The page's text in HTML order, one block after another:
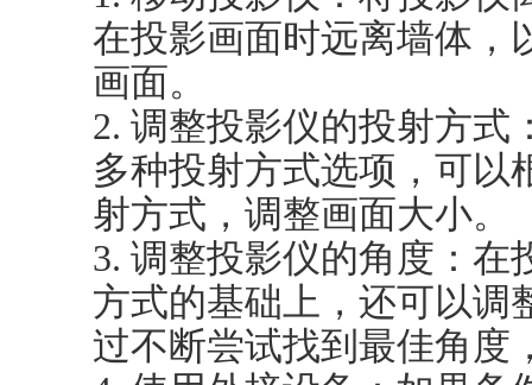
在投影画面时远离墙体，
画面。
2. 调整投影仪的投射方式
多种投射方式选项，可以
射方式，调整画面大小。
3. 调整投影仪的角度：在
方式的基础上，还可以调
过不断尝试找到最佳角度